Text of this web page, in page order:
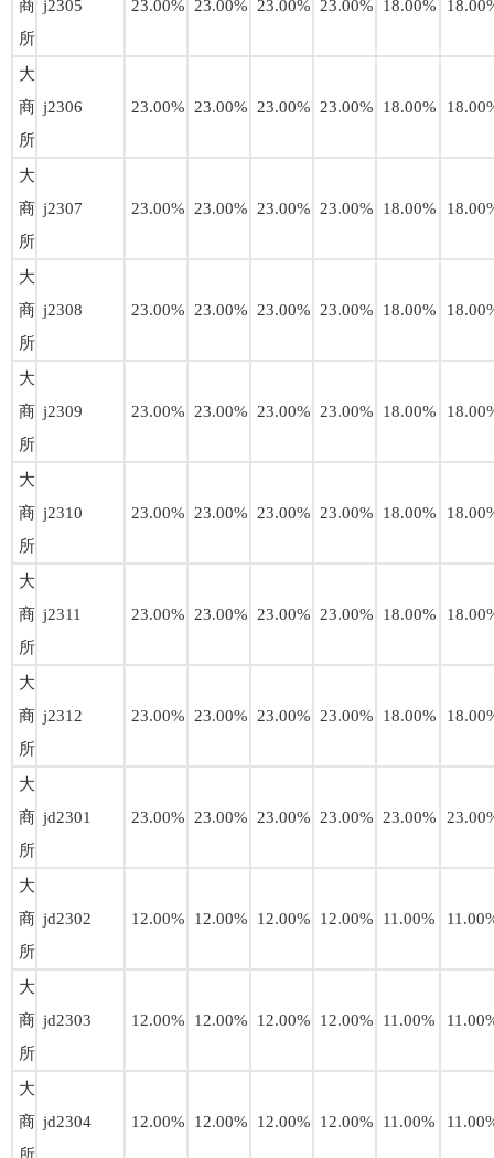
商
所
j2305 23.00% 23.00% 23.00% 23.00% 18.00%
大
商
所
j2306 23.00% 23.00% 23.00% 23.00% 18.00%
大
商
所
j2307 23.00% 23.00% 23.00% 23.00% 18.00%
大
商
所
j2308 23.00% 23.00% 23.00% 23.00% 18.00%
大
商
所
j2309 23.00% 23.00% 23.00% 23.00% 18.00%
大
商
所
j2310 23.00% 23.00% 23.00% 23.00% 18.00%
大
商
所
j2311 23.00% 23.00% 23.00% 23.00% 18.00%
大
商
所
j2312 23.00% 23.00% 23.00% 23.00% 18.00%
大
商
所
jd2301 23.00% 23.00% 23.00% 23.00% 23.00%
大
商
所
jd2302 12.00% 12.00% 12.00% 12.00% 11.00%
大
商
所
jd2303 12.00% 12.00% 12.00% 12.00% 11.00%
大
商 jd2304 12.00% 12.00% 12.00% 12.00% 11.00%